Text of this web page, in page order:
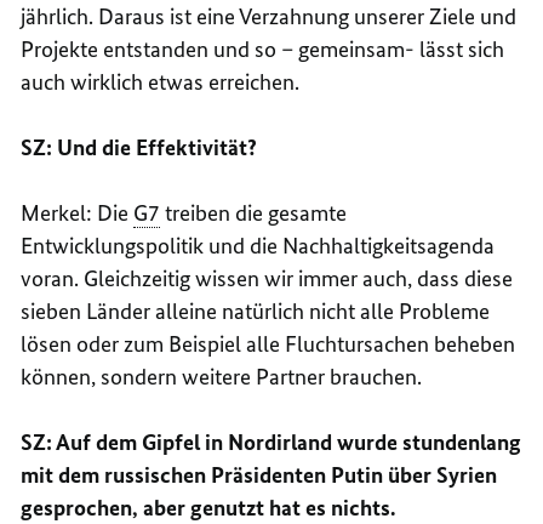
jährlich. Daraus ist eine Verzahnung unserer Ziele und
Projekte entstanden und so – gemeinsam- lässt sich
auch wirklich etwas erreichen.
SZ: Und die Effektivität?
Merkel: Die G7 treiben die gesamte
Entwicklungspolitik und die Nachhaltigkeitsagenda
voran. Gleichzeitig wissen wir immer auch, dass diese
sieben Länder alleine natürlich nicht alle Probleme
lösen oder zum Beispiel alle Fluchtursachen beheben
können, sondern weitere Partner brauchen.
SZ: Auf dem Gipfel in Nordirland wurde stundenlang
mit dem russischen Präsidenten Putin über Syrien
gesprochen, aber genutzt hat es nichts.